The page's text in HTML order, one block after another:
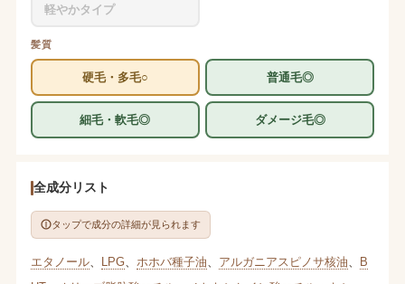
軽やかタイプ
髪質
硬毛・多毛○ 普通毛◎
細毛・軟毛◎ ダメージ毛◎
全成分リスト
タップで成分の詳細が見られます
エタノール、 LPG、 ホホバ種子油 アルガニアスピノサ核油
B